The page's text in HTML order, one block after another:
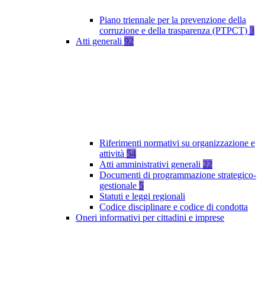
Piano triennale per la prevenzione della
corruzione e della trasparenza (PTPCT) 3
Atti generali 92
Riferimenti normativi su organizzazione e
attività 54
Atti amministrativi generali 22
Documenti di programmazione strategico-
gestionale 5
Statuti e leggi regionali
Codice disciplinare e codice di condotta
Oneri informativi per cittadini e imprese